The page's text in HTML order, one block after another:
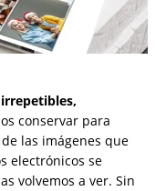
conservar para
las imágenes que
electrónicos se
volvemos a ver. Sin